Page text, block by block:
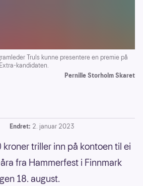
Truls kunne presentere en premie på
kandidaten.
Pernille Storholm Skaret
Endret: 2. januar 2023
triller inn på kontoen til ei
fra Hammerfest i Finnmark
18. august.